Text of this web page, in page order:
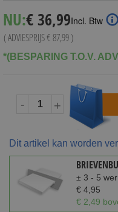
NU: Special
Price
€ 36,99Incl. Btw
( ADVIESPRIJS€ 87,99)
*(BESPARING T.O.V.
- +
Dit artikel kan worden
± 3 - 5
€ 4,95
€ 2,49